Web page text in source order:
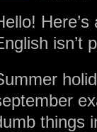
isn’t
things